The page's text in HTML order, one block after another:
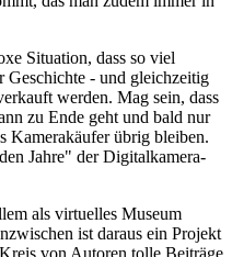
Situation, dass so viel
- und gleichzeitig
werden. Mag sein, dass
zu Ende geht und bald nur
Kamerakäufer übrig bleiben.
Jahre" der Digitalkamera-
als virtuelles Museum
ist daraus ein Projekt